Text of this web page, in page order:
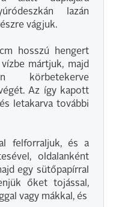
lazán
vágjuk.
hosszú hengert
mártjuk, majd
körbetekerve
Az így kapott
letakarva további
felforraljuk, és a
oldalanként
egy sütőpapírral
őket tojással,
vagy mákkal, és